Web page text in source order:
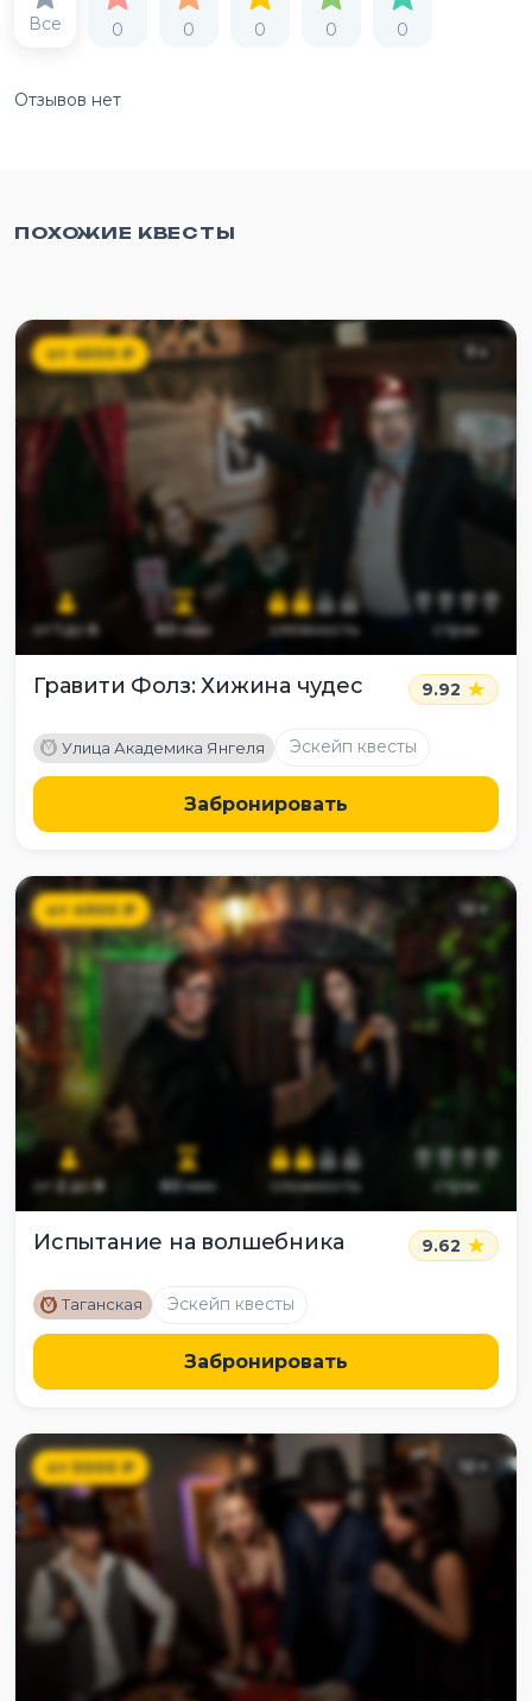
Все 0 0 0 0 0
Отзывов нет
ПОХОЖИЕ КВЕСТЫ
от4500₽ +
от до6 60мин сложность страх
Гравити Фолз: Хижина чудес 9.92
M Улица Академика Янгеля Эскейп квесты
Забронировать
от4900₽ 12 +
от 2 до8 60мин сложность страх
Испытание на волшебника 9.62
M Таганская Эскейп квесты
Забронировать
от5000₽ 12+